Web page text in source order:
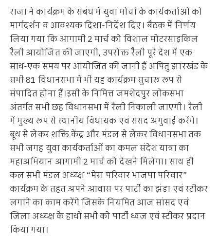
राजा ने कार्यक्रम के संबंध में युवा मोर्चा के कार्यकर्ताओं को
मार्गदर्शन व आवश्यक दिशा-निर्देश दिए। बैठक में निर्णय
लिया गया कि आगामी 2 मार्च को विशाल मोटरसाइकिल
रैली आयोजित की जाएगी, उपरोक्त रैली पूरे देश में एक
साथ-एक समय पर आयोजित की जानी हैं अपितु झारखंड के
सभी 81 विधानसभा में भी यह कार्यक्रम सुचारू रूप से
संपादित होना हैं।इसी के निमित्त जमशेदपुर लोकसभा
अंतर्गत सभी छह विधानसभा में रैली निकाली जाएगी। रैली
में मुख्य रूप से स्थानीय विधायक एवं संसद अगुवाई करेंगे।
बूथ से लेकर शक्ति केंद्र और मंडल से लेकर विधानसभा तक
सभी जगह युवा कार्यकर्ताओं का कमल संदेश यात्रा का
महाअभियान आगामी 2 मार्च को देखने मिलेगा। साथ ही
कल सभी मंडल अध्य्क्ष “मेरा परिवार भाजपा परिवार”
कार्यक्रम के तहत अपने आवास पर पार्टी का झंडा एवं स्टीकर
लगाने का काम करेंगे जिसके नियमित आज सांसद एवं
जिला अध्य्क्ष के हाथों सभी को पार्टी ध्वज एवं स्टीकर प्रदान
किया गया।